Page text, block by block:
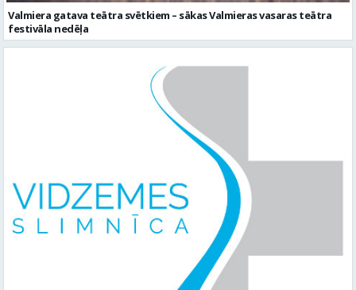
Valmiera gatava teātra svētkiem – sākas Valmieras vasaras teātra
festivāla nedēļa